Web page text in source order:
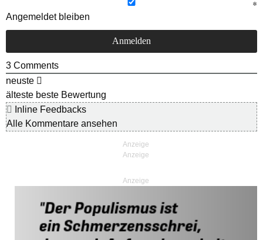
Angemeldet bleiben
3 Comments
neuste
älteste beste Bewertung
Inline Feedbacks
Alle Kommentare ansehen
Anzeige